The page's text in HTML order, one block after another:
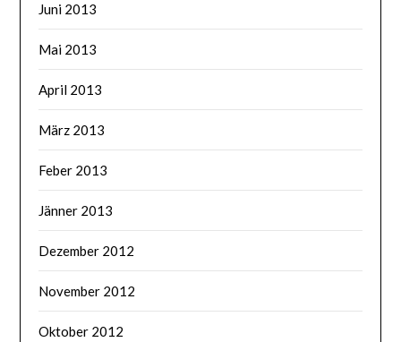
Juni 2013
Mai 2013
April 2013
März 2013
Feber 2013
Jänner 2013
Dezember 2012
November 2012
Oktober 2012